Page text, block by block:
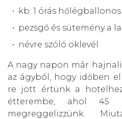
kb. 1 órás
pezsgő és sütemény a
névre szóló oklevél
A nagy napon már
az ágyból, hogy időben
re jött értünk a
étterembe, ahol 45
megreggelizzünk.